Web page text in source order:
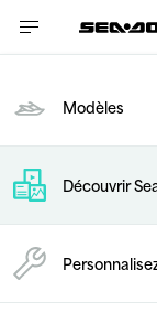
Modèles
Découvrir
Accessoires
: les